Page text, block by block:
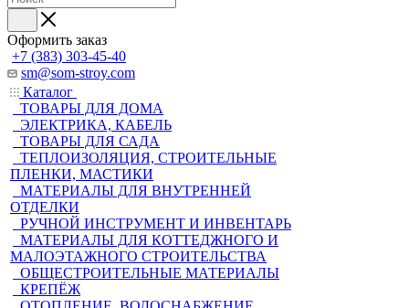
Оформить заказ
+7 (383) 303-45-40
sm@som-stroy.com
Каталог
ТОВАРЫ ДЛЯ ДОМА
ЭЛЕКТРИКА, КАБЕЛЬ
ТОВАРЫ ДЛЯ САДА
ТЕПЛОИЗОЛЯЦИЯ, СТРОИТЕЛЬНЫЕ
ПЛЕНКИ, МАСТИКИ
МАТЕРИАЛЫ ДЛЯ ВНУТРЕННЕЙ
ОТДЕЛКИ
РУЧНОЙ ИНСТРУМЕНТ И ИНВЕНТАРЬ
МАТЕРИАЛЫ ДЛЯ КОТТЕДЖНОГО И
МАЛОЭТАЖНОГО СТРОИТЕЛЬСТВА
ОБЩЕСТРОИТЕЛЬНЫЕ МАТЕРИАЛЫ
КРЕПЁЖ